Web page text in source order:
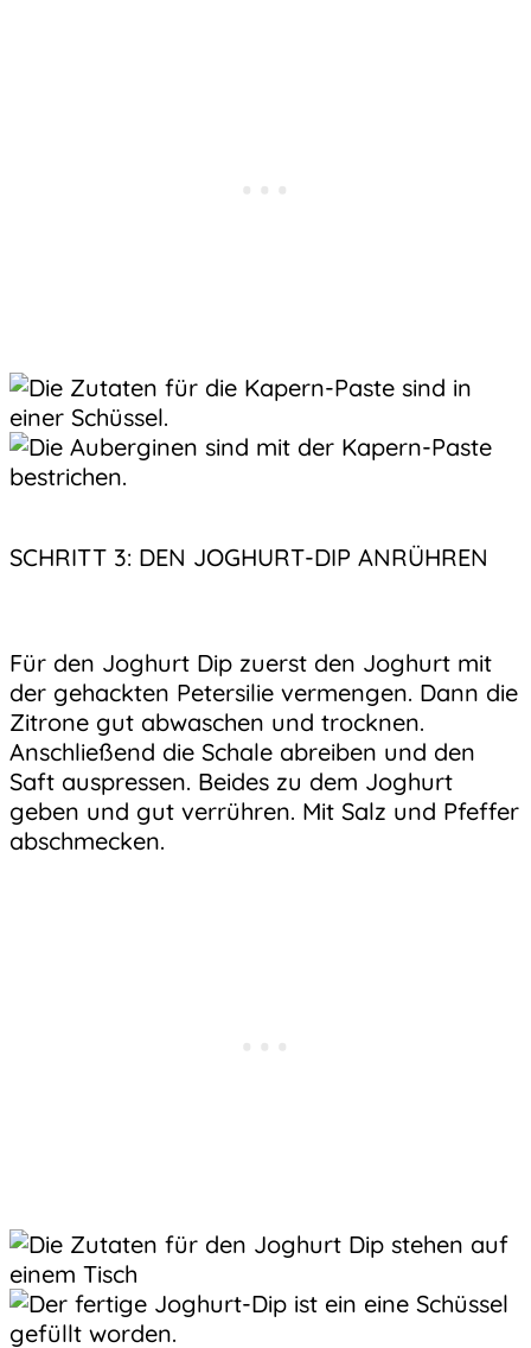
SCHRITT 3: DEN JOGHURT-DIP ANRÜHREN
Für den Joghurt Dip zuerst den Joghurt mit
der gehackten Petersilie vermengen. Dann die
Zitrone gut abwaschen und trocknen.
Anschließend die Schale abreiben und den
Saft auspressen. Beides zu dem Joghurt
geben und gut verrühren. Mit Salz und Pfeffer
abschmecken.